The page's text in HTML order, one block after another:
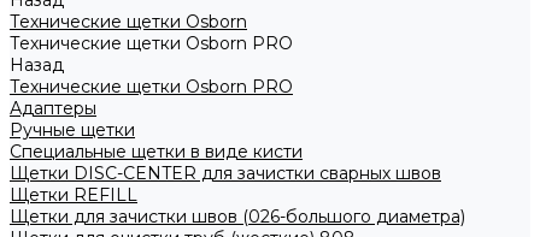
Технические щетки Osborn
Технические щетки Osborn PRO
Назад
Технические щетки Osborn PRO
Адаптеры
Ручные щетки
Специальные щетки в виде кисти
Щетки DISC-CENTER для зачистки сварных швов
Щетки REFILL
Щетки для зачистки швов (026-большого диаметра)